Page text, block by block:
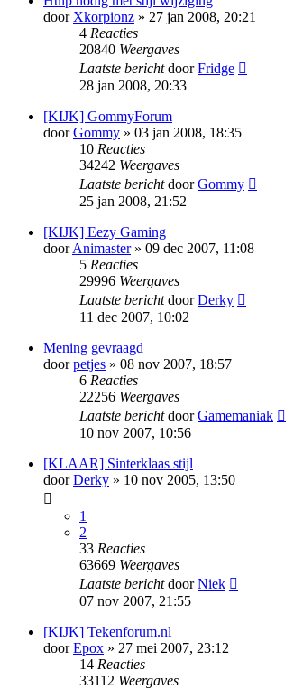
doorXkorpionz » 27 jan 2008, 20:21
4 Reacties
20840 Weergaves
Laatste berichtdoorFridge
28 jan 2008, 20:33
[KIJK] GommyForum
doorGommy » 03 jan 2008, 18:35
10 Reacties
34242 Weergaves
Laatste berichtdoorGommy
25 jan 2008, 21:52
[KIJK] Eezy Gaming
doorAnimaster» 09 dec 2007, 11:08
5 Reacties
29996 Weergaves
Laatste berichtdoorDerky
11 dec 2007, 10:02
Mening gevraagd
doorpetjes » 08 nov 2007, 18:57
6 Reacties
22256 Weergaves
Laatste berichtdoorGamemaniak
10 nov 2007, 10:56
[KLAAR] Sinterklaas stijl
doorDerky » 10 nov 2005, 13:50
1
2
33 Reacties
63669 Weergaves
Laatste berichtdoorNiek
07 nov 2007, 21:55
[KIJK] Tekenforum.nl
doorEpox » 27 mei 2007, 23:12
14 Reacties
33112 Weergaves